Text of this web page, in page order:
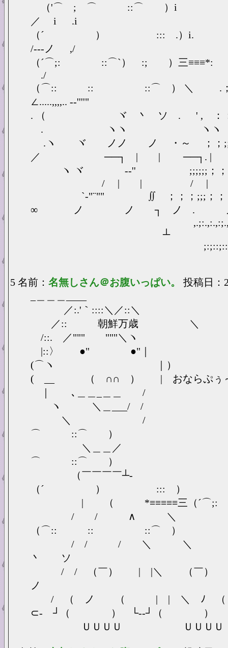
（'⌒ ; ⌒ ::⌒
／ i .i
（´ ） :::
/-‐-ノ ,/
（´⌒;: ::⌒`） :; ）
./
（⌒:: :: ::⌒ ） ＼
∠.....,,,,.. -‐''''"
. （ ゝ ヾ 丶 ソ . ' , ：：
. ヽヽ ヽヽ
.ヽ ヾ ノノ ノ ・～ ；；;;;；
／ ──┐ | | ──┐. |
ヽ ヾ -‐'' ;;;;;;；；；;;
/ | | / |
`‐"¨"" ∬ ；；；;;;；； ;;;;;
∞ ノ ノ ┐ ノ .
┴
;:;::;::: '
5 名前： 名無しさん＠お腹いっぱい。 投稿日：
／:.'｀::::＼／::＼
／:: 朝鮮万歳 ＼
/::. ／""" """＼ヽ
|::〉 ●" ●"｜
(⌒ヽ ｜）
( __ （ ∩∩ ） | おならぷぅ～
｜ ､＿＿_＿＿ /
ヽ ＼＿___/ /
＼ / （
⌒ ::⌒ ）
＼＿＿／ （
⌒ ::⌒ ）
（￣￣￣￣┴-
（´ ） ::: ）
| （ *≡≡≡≡≡三（
/ / ∧ ＼
（⌒:: :: ::⌒ ）
/ / / ＼ ＼
丶 ソ
/ / （￣） | |＼ （￣
ノ
/ （ ノ （ | | ＼ ﾉ （
⊂- ┘（ ） └--┘（ ）
ＵＵＵＵ ＵＵＵＵ